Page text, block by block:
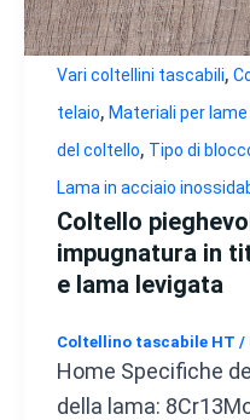
Vari coltellini tascabili,
telaio, Materiali per
del coltello, Tipo di
Lama in acciaio
Coltello
impugnatura in
e lama levigata
Coltellino tascabile HT /
Home Specifiche
della lama: